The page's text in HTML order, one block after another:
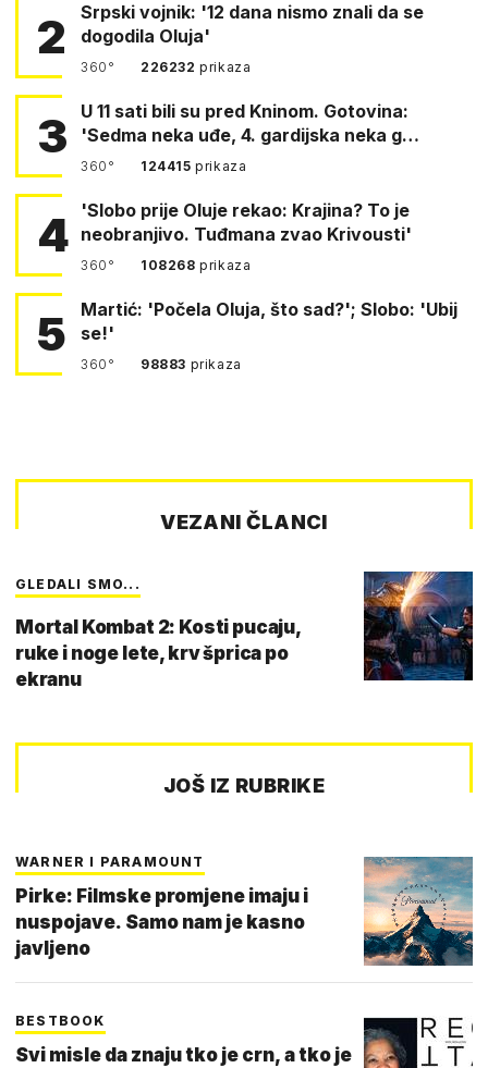
2
Srpski vojnik: '12 dana nismo znali da se
dogodila Oluja'
360° 226232prikaza
3
U 11 sati bili su pred Kninom. Gotovina:
'Sedma neka uđe, 4. gardijska neka g…
360° 124415prikaza
4
'Slobo prije Oluje rekao: Krajina? To je
neobranjivo. Tuđmana zvao Krivousti'
360° 108268prikaza
5
Martić: 'Počela Oluja, što sad?'; Slobo: 'Ubij
se!'
360° 98883 prikaza
VEZANI ČLANCI
GLEDALI SMO...
Mortal Kombat 2: Kosti pucaju,
ruke i noge lete, krv šprica po
ekranu
JOŠ IZ RUBRIKE
WARNER I PARAMOUNT
Pirke: Filmske promjene imaju i
nuspojave. Samo nam je kasno
javljeno
BESTBOOK
Svi misle da znaju tko je crn, a tko je